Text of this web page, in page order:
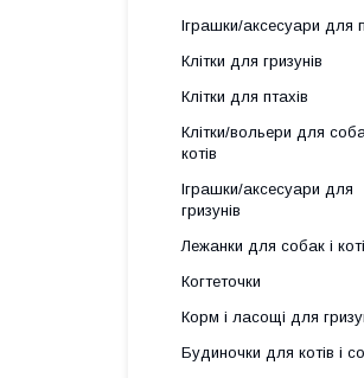
Іграшки/аксесуари для
Клітки для гризунів
Клітки для птахів
Клітки/вольери для
котів
Іграшки/аксесуари для
гризунів
Лежанки для собак і
Когтеточки
Корм і ласощі для
Будиночки для котів і